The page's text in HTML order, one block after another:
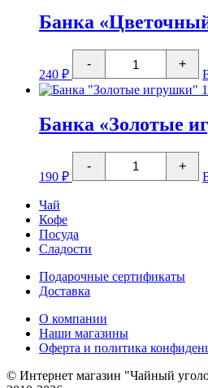
Банка
240 ₽
-
Количество
товара
Банка
"Цветочный
100г
+
Банка «Золотые
190 ₽
-
Количество
товара
Банка
+
Чай
Кофе
Посуда
Сладости
Подарочные сертификаты
Доставка
О компании
Наши магазины
Оферта и политика
© Интернет магазин "Чайный